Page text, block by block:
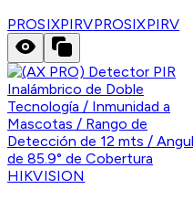
PROSIXPIRVPROSIXPIRV
HIKVISION